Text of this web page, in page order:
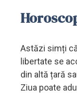
Astăzi simți
libertate se
din altă țară
Ziua poate